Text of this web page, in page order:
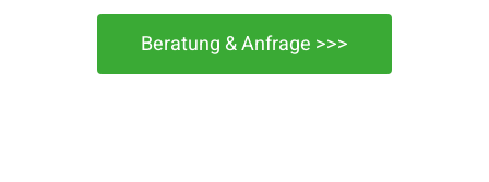
Beratung & Anfrage >>>